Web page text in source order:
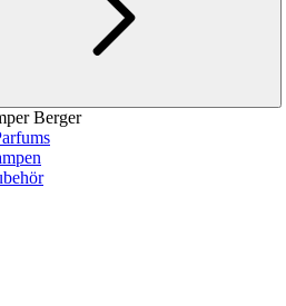
Berger